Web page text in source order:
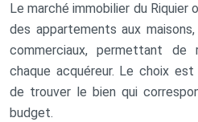
Le marché immobilier du
des appartements aux
commerciaux, permettant de
chaque acquéreur. Le choix
de trouver le bien qui
budget.